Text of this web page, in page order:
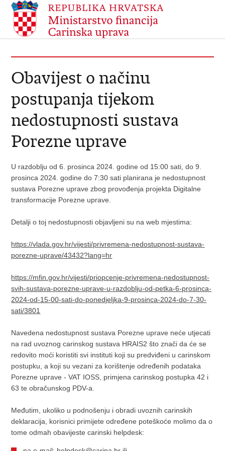
Obavijest o načinu
postupanja tijekom
nedostupnosti sustava
Porezne uprave
U razdoblju od 6. prosinca 2024. godine od 15:00 sati, do 9.
prosinca 2024. godine do 7:30 sati planirana je nedostupnost
sustava Porezne uprave zbog provođenja projekta Digitalne
transformacije Porezne uprave.
Detalji o toj nedostupnosti objavljeni su na web mjestima:
https://vlada.gov.hr/vijesti/privremena-nedostupnost-sustava-
porezne-uprave/43432?lang=hr
https://mfin.gov.hr/vijesti/priopcenje-privremena-nedostupnost-
svih-sustava-porezne-uprave-u-razdoblju-od-petka-6-prosinca-
2024-od-15-00-sati-do-ponedjeljka-9-prosinca-2024-do-7-30-
sati/3801
Navedena nedostupnost sustava Porezne uprave neće utjecati
na rad uvoznog carinskog sustava HRAIS2 što znači da će se
redovito moći koristiti svi instituti koji su predviđeni u carinskom
postupku, a koji su vezani za korištenje određenih podataka
Porezne uprave - VAT IOSS, primjena carinskog postupka 42 i
63 te obračunskog PDV-a.
Međutim, ukoliko u podnošenju i obradi uvoznih carinskih
deklaracija, korisnici primijete određene poteškoće molimo da o
tome odmah obavijeste carinski helpdesk: